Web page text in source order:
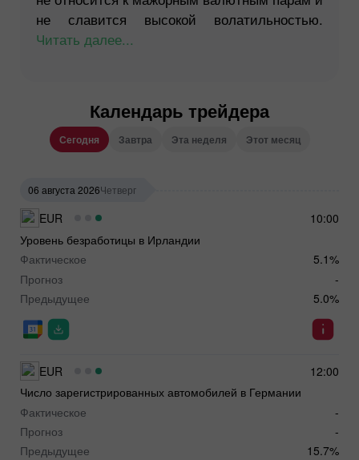
не славится высокой волатильностью.
Читать далее...
Календарь трейдера
Сегодня Завтра Эта неделя Этот месяц
06 августа 2026Четверг
10:00
EUR
Уровень безработицы в Ирландии
Фактическое
5.1%
Прогноз
-
Предыдущее
5.0%
12:00
EUR
Число зарегистрированных автомобилей в Германии
Фактическое
-
Прогноз
-
Предыдущее
15.7%